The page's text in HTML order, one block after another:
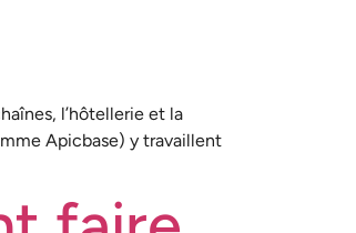
l’hôtellerie et la
Apicbase) y travaillent